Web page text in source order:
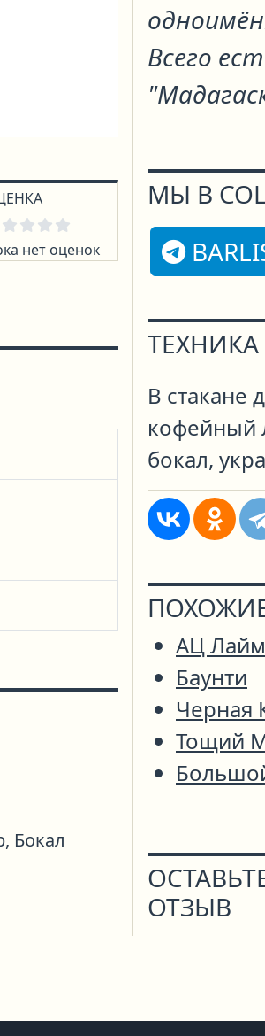
нет оценок
Бокал
Всего
МЫ В
В стакане
кофейный
бокал,
АЦ Лайм
Баунти
Черная
Тощий
ОТЗЫВ